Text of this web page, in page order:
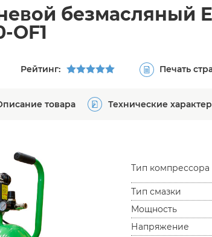
безмасляный
OF1
Рейтинг: Печать
товара Технические
Тип компрессора
Тип смазки
Мощность
Напряжение